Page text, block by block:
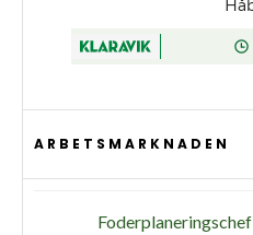
ARBETSMARKNADEN
Foderplaneringschef